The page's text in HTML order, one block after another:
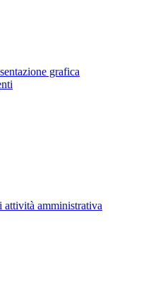
grafica
attività amministrativa